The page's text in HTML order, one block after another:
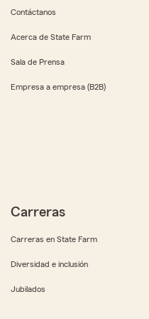
Contáctanos
Acerca de State Farm
Sala de Prensa
Empresa a empresa (B2B)
Carreras
Carreras en State Farm
Diversidad e inclusión
Jubilados